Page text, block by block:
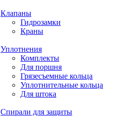
Клапаны
Гидрозамки
Краны
Уплотнения
Комплекты
Для поршня
Грязесъемные кольца
Уплотнительные кольца
Для штока
Спирали для защиты